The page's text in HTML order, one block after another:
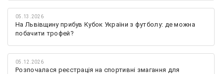
05.13.2026
На Львівщину прибув Кубок України з футболу: де можна
побачити трофей?
05.12.2026
Розпочалася реєстрація на спортивні змагання для